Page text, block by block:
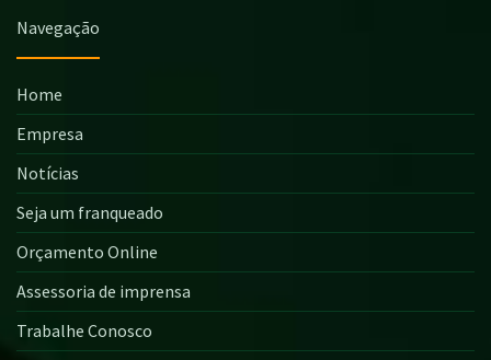
Navegação
Home
Empresa
Notícias
Seja um franqueado
Orçamento Online
Assessoria de imprensa
Trabalhe Conosco